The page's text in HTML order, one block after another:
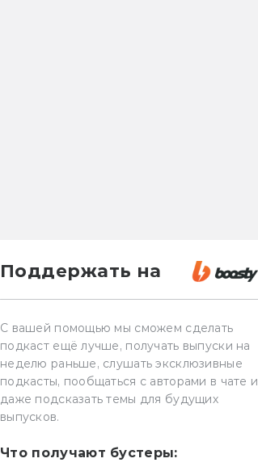
Поддержать на
С вашей помощью мы сможем сделать
подкаст ещё лучше, получать выпуски на
неделю раньше, слушать эксклюзивные
подкасты, пообщаться с авторами в чате и
даже подсказать темы для будущих
выпусков.
Что получают бустеры: